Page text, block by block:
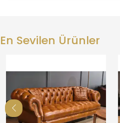
En Sevilen Ürünler